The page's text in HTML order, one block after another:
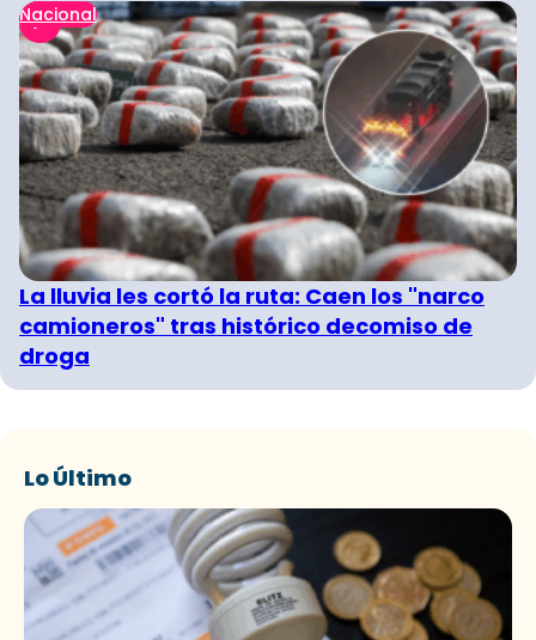
Nacional
La lluvia les cortó la ruta: Caen los "narco
camioneros" tras histórico decomiso de
droga
Lo Último